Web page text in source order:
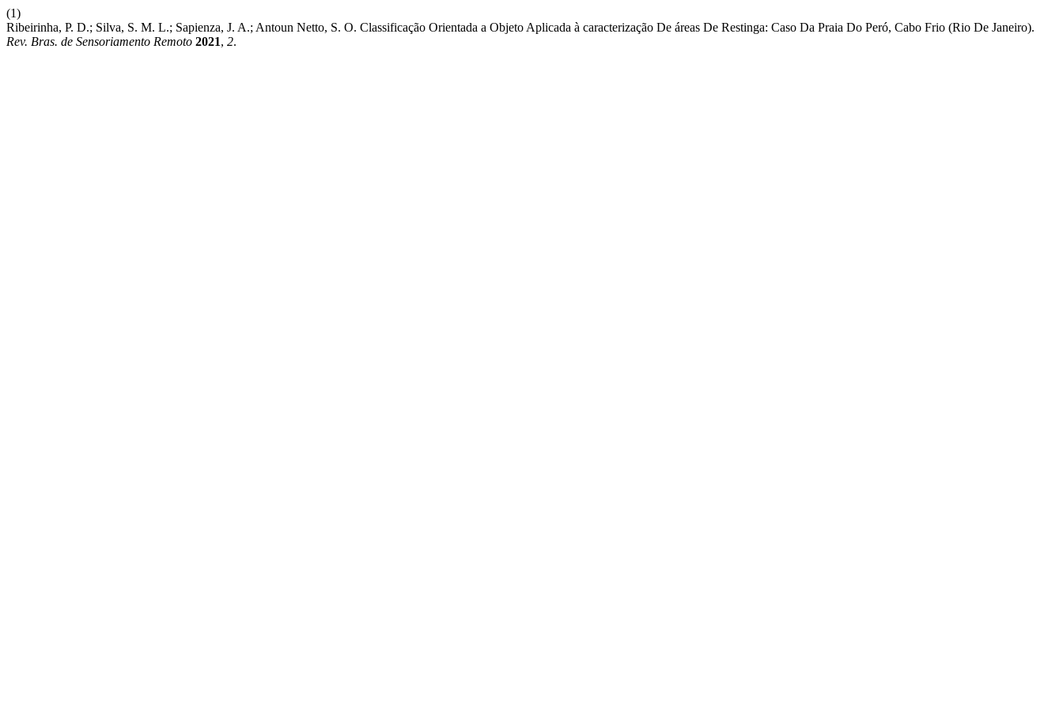
(1)
Ribeirinha, P. D.; Silva, S. M. L.; Sapienza, J. A.; Antoun Netto, S. O. Classificação Orientada a Objeto Aplicada à caracterização De áreas De Restinga: Caso Da Praia Do Peró, Cabo Frio (Rio De Janeiro).
Rev. Bras. de Sensoriamento Remoto 2021, 2.